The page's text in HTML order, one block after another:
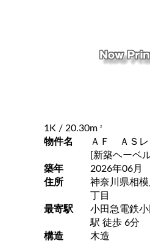
1K / 20.30m 2
物件名
ＡＦ ＡＳレ
[新築ヘーベ
築年
2026年06月
住所
神奈川県相模
丁目
最寄駅
小田急電鉄
駅 徒歩 6分
構造
木造